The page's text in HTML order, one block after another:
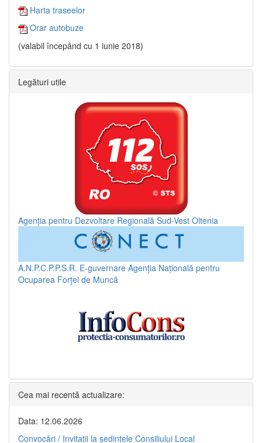
Harta traseelor
Orar autobuze
(valabil începând cu 1 iunie 2018)
Legături utile
Agenția pentru Dezvoltare Regională Sud-Vest Oltenia
A.N.P.C.P.P.S.R. E-guvernare Agenția Națională pentru
Ocuparea Forței de Muncă
Cea mai recentă actualizare:
Data: 12.06.2026
Convocări / Invitaţii la şedinţele Consiliului Local